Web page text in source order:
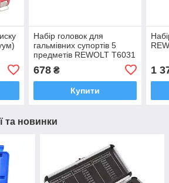
Набір головок для
гальмівних супортів 5
предметів REWOLT T6031
678₴
Купити
1
та новинки